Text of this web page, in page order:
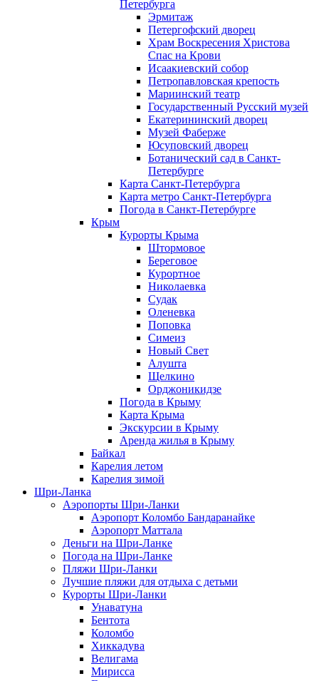
Петербурга
Эрмитаж
Петергофский дворец
Храм Воскресения Христова
Спас на Крови
Исаакиевский собор
Петропавловская крепость
Мариинский театр
Государственный Русский музей
Екатерининский дворец
Музей Фаберже
Юсуповский дворец
Ботанический сад в Санкт-
Петербурге
Карта Санкт-Петербурга
Карта метро Санкт-Петербурга
Погода в Санкт-Петербурге
Крым
Курорты Крыма
Штормовое
Береговое
Курортное
Николаевка
Судак
Оленевка
Поповка
Симеиз
Новый Свет
Алушта
Щелкино
Орджоникидзе
Погода в Крыму
Карта Крыма
Экскурсии в Крыму
Аренда жилья в Крыму
Байкал
Карелия летом
Карелия зимой
Шри-Ланка
Аэропорты Шри-Ланки
Аэропорт Коломбо Бандаранайке
Аэропорт Маттала
Деньги на Шри-Ланке
Погода на Шри-Ланке
Пляжи Шри-Ланки
Лучшие пляжи для отдыха с детьми
Курорты Шри-Ланки
Унаватуна
Бентота
Коломбо
Хиккадува
Велигама
Мирисса